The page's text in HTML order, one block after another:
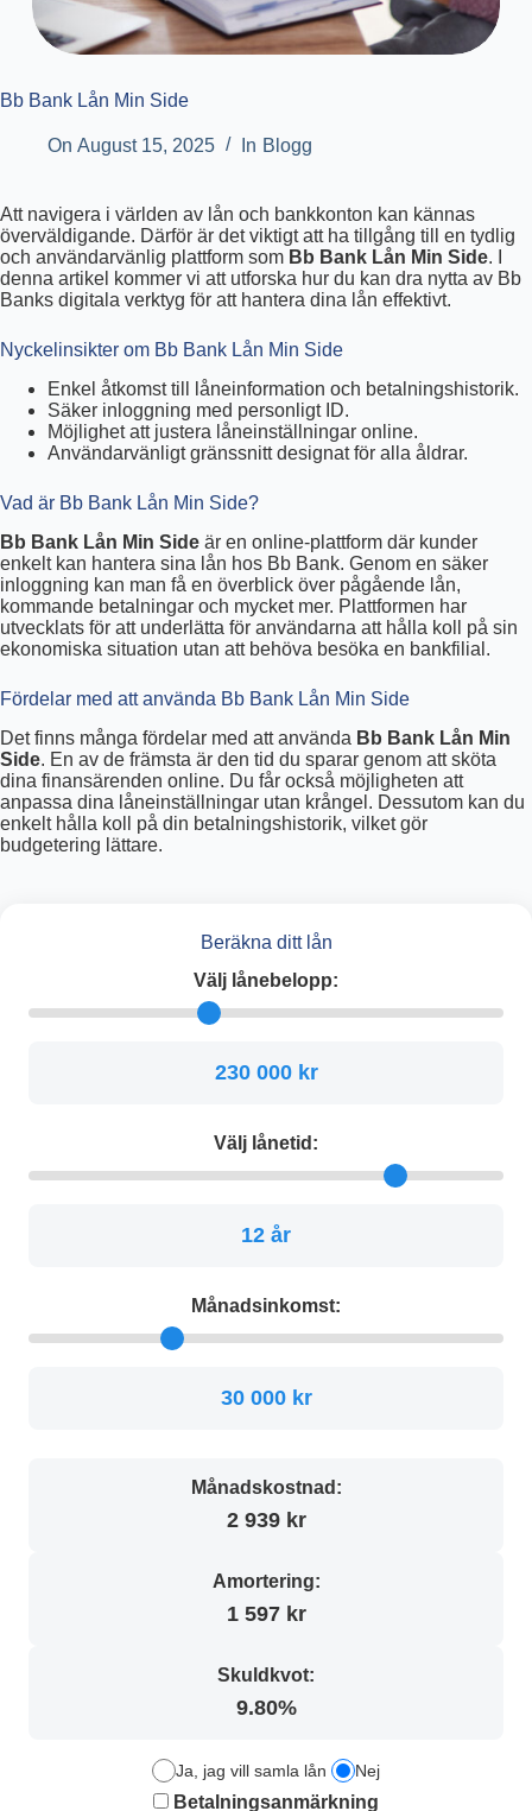
Bb Bank Lån Min Side
On August 15, 2025 In Blogg
Att navigera i världen av lån och bankkonton kan kännas
överväldigande. Därför är det viktigt att ha tillgång till en tydlig
och användarvänlig plattform som Bb Bank Lån Min Side. I
denna artikel kommer vi att utforska hur du kan dra nytta av Bb
Banks digitala verktyg för att hantera dina lån effektivt.
Nyckelinsikter om Bb Bank Lån Min Side
Enkel åtkomst till låneinformation och betalningshistorik.
Säker inloggning med personligt ID.
Möjlighet att justera låneinställningar online.
Användarvänligt gränssnitt designat för alla åldrar.
Vad är Bb Bank Lån Min Side?
Bb Bank Lån Min Side är en online-plattform där kunder
enkelt kan hantera sina lån hos Bb Bank. Genom en säker
inloggning kan man få en överblick över pågående lån,
kommande betalningar och mycket mer. Plattformen har
utvecklats för att underlätta för användarna att hålla koll på sin
ekonomiska situation utan att behöva besöka en bankfilial.
Fördelar med att använda Bb Bank Lån Min Side
Det finns många fördelar med att använda Bb Bank Lån Min
Side. En av de främsta är den tid du sparar genom att sköta
dina finansärenden online. Du får också möjligheten att
anpassa dina låneinställningar utan krångel. Dessutom kan du
enkelt hålla koll på din betalningshistorik, vilket gör
budgetering lättare.
Beräkna ditt lån
Välj lånebelopp:
230 000 kr
Välj lånetid:
12 år
Månadsinkomst:
30 000 kr
Månadskostnad:
2 939 kr
Amortering:
1 597 kr
Skuldkvot:
9.80%
Ja, jag vill samla lån Nej
Betalningsanmärkning